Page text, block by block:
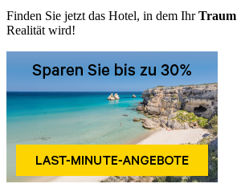
Finden Sie jetzt das Hotel, in dem IhrTraum
Realität wird!